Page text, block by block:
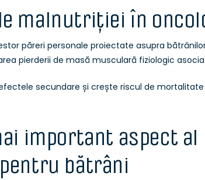
malnutriției în
păreri personale proiectate asupra
pierderii de masă musculară fiziologic
secundare și crește riscul de mortalitate
important aspect
bătrâni